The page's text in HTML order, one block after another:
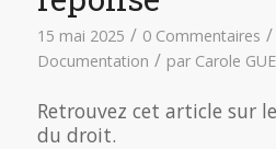
15 mai 2025 / 0 Commentaires /
Documentation / par Carole
Retrouvez cet article sur
du droit.